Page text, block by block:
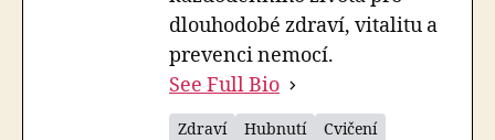
dlouhodobé zdraví, vitalitu a
prevenci nemocí.
See Full Bio
Zdraví Hubnutí Cvičení